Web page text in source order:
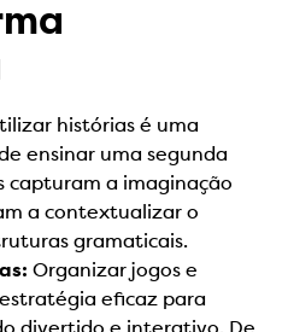
histórias é uma
ensinar uma segunda
capturam a imaginação
a contextualizar o
gramaticais.
Organizar jogos e
eficaz para